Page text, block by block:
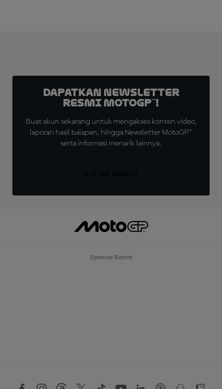
Dapatkan Newsletter
Resmi MotoGP™!
Buat akun sekarang untuk mengakses konten video,
laporan hasil balapan, hingga Newsletter MotoGP™
serta informasi menarik lainnya.
Sponsor Resmi